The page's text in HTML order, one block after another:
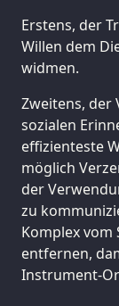
Erstens, der
Willen dem
widmen.
Zweitens, der
sozialen
effizienteste
möglich
der
zu
Komplex vom
entfernen,
Instrument-